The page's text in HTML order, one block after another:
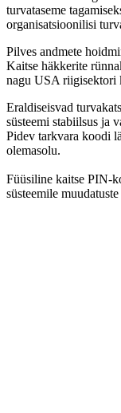
turvataseme
organisatsioonilisi
Pilves andmete
Kaitse häkkerite
nagu USA riigisektori
Eraldiseisvad
süsteemi stabiilsus ja
Pidev tarkvara koodi
olemasolu.
Füüsiline kaitse PIN-
süsteemile